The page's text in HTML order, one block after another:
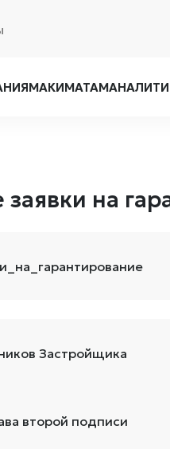
АКИМАТАМ
на
Застройщика
второй подписи